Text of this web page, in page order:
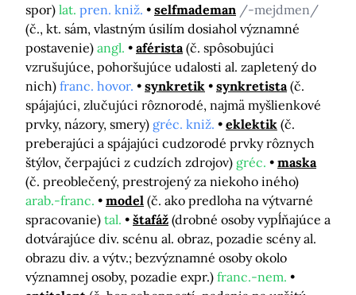
spor) lat. pren. kniž. selfmademan /-mejdmen/
(č., kt. sám, vlastným úsilím dosiahol významné
postavenie) angl. aférista (č. spôsobujúci
vzrušujúce, pohoršujúce udalosti al. zapletený do
nich) franc. hovor. synkretik synkretista (č.
spájajúci, zlučujúci rôznorodé, najmä myšlienkové
prvky, názory, smery) gréc. kniž. eklektik (č.
preberajúci a spájajúci cudzorodé prvky rôznych
štýlov, čerpajúci z cudzích zdrojov) gréc.
maska
(č. preoblečený, prestrojený za niekoho iného)
arab.-franc.
model (č. ako predloha na výtvarné
spracovanie) tal. štafáž (drobné osoby vypĺňajúce a
dotvárajúce div. scénu al. obraz, pozadie scény al.
obrazu div. a výtv.; bezvýznamné osoby okolo
významnej osoby, pozadie expr.) franc.-nem.